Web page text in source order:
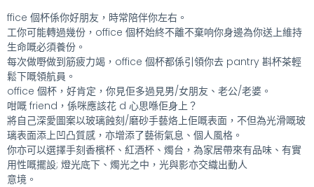
ffice 個杯係你好朋友，時常陪伴你左右。
工你可能轉過幾份，office 個杯始終不離不棄响你身邊為你送上維持
生命嘅必須養份。
每次做嘢做到筋疲力竭，office 個杯都係引領你去 pantry 斟杯茶輕
鬆下嘅領航員。
office 個杯，好肯定，你見佢多過見男/女朋友、老公/老婆。
咁嘅 friend，係咪應該花 d 心思喺佢身上？
將自己深愛圖案以玻璃蝕刻/磨砂手藝烙上佢嘅表面，不但為光滑嘅玻
璃表面添上凹凸質感，亦增添了藝術氣息、個人風格。
你亦可以選擇手刻香檳杯、紅酒杯、燭台，為家居帶來有品味、有實
用性嘅擺設; 燈光底下、燭光之中，光與影亦交織出動人
意境。